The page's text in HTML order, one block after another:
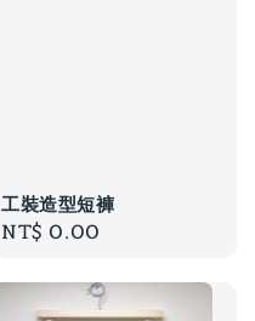
工裝造型短褲
Regular
NT$ 0.00